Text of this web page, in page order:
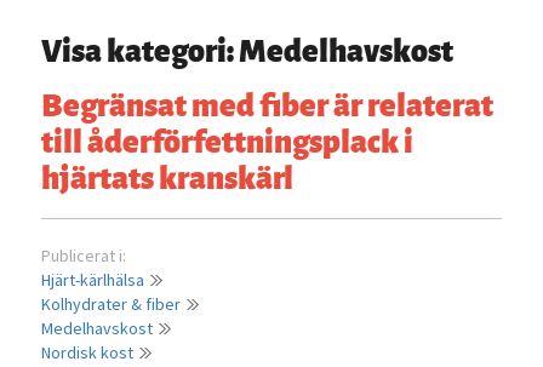
Visa kategori: Medelhavskost
Begränsat med fiber är relaterat
till åderförfettningsplack i
hjärtats kranskärl
Publicerat i:
Hjärt-kärlhälsa
Kolhydrater & fiber
Medelhavskost
Nordisk kost